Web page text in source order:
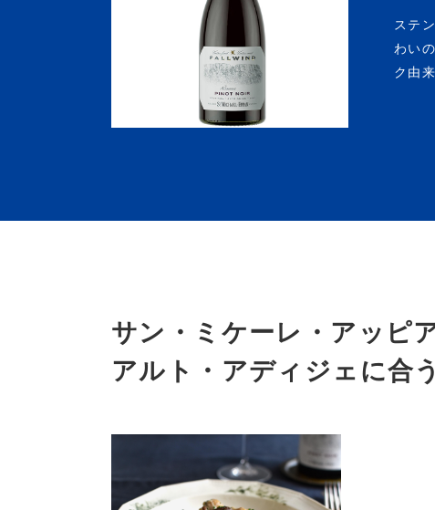
ステ
わい
ク由
サン・ミケーレ・アッピ
アルト・アディジェに合